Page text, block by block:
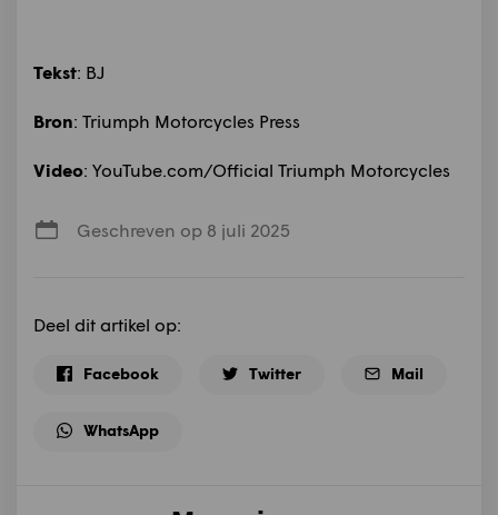
Tekst: BJ
Bron: Triumph Motorcycles Press
Video: YouTube.com/Official Triumph Motorcycles
Geschreven op 8 juli 2025
Deel dit artikel op:
Facebook Twitter Mail
WhatsApp